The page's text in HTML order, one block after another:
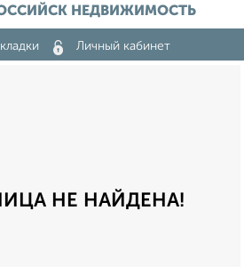
НЕДВИЖИМОСТЬ
Личный кабинет
НЕ НАЙДЕНА!